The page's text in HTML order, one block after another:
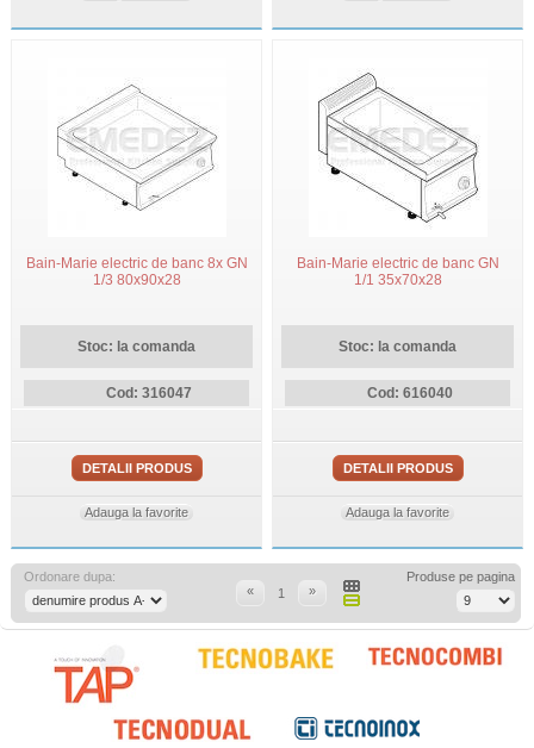
Bain-Marie electric de banc 8x GN
1/3 80x90x28
Stoc: la comanda
Cod: 316047
DETALII PRODUS
Adauga la favorite
Bain-Marie electric de banc GN
1/1 35x70x28
Stoc: la comanda
Cod: 616040
DETALII PRODUS
Adauga la favorite
Ordonare dupa:
«
1 »
Produse pe pagina